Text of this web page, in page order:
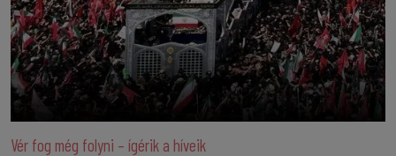
Vér fog még folyni – ígérik a híveik